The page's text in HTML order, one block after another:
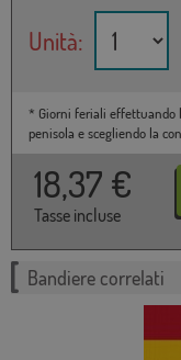
Unità:
* Giorni feriali effettuando
penisola e scegliendo la
18,37 €
Tasse incluse
Bandiere correlati